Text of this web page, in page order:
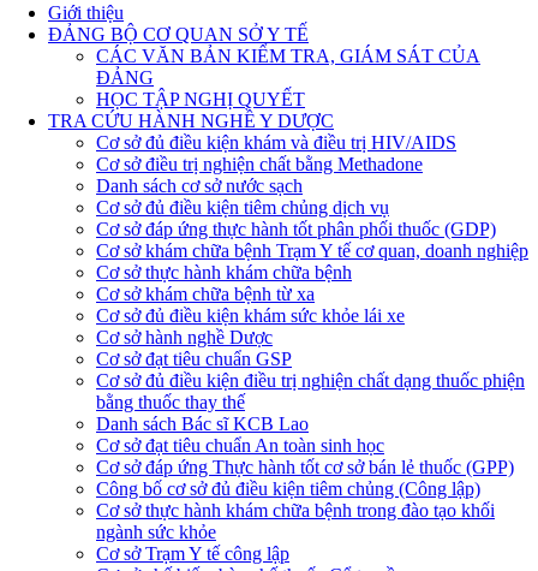
Giới thiệu
ĐẢNG BỘ CƠ QUAN SỞ Y TẾ
CÁC VĂN BẢN KIỂM TRA, GIÁM SÁT CỦA
ĐẢNG
HỌC TẬP NGHỊ QUYẾT
TRA CỨU HÀNH NGHỀ Y DƯỢC
Cơ sở đủ điều kiện khám và điều trị HIV/AIDS
Cơ sở điều trị nghiện chất bằng Methadone
Danh sách cơ sở nước sạch
Cơ sở đủ điều kiện tiêm chủng dịch vụ
Cơ sở đáp ứng thực hành tốt phân phối thuốc (GDP)
Cơ sở khám chữa bệnh Trạm Y tế cơ quan, doanh nghiệp
Cơ sở thực hành khám chữa bệnh
Cơ sở khám chữa bệnh từ xa
Cơ sở đủ điều kiện khám sức khỏe lái xe
Cơ sở hành nghề Dược
Cơ sở đạt tiêu chuẩn GSP
Cơ sở đủ điều kiện điều trị nghiện chất dạng thuốc phiện
bằng thuốc thay thế
Danh sách Bác sĩ KCB Lao
Cơ sở đạt tiêu chuẩn An toàn sinh học
Cơ sở đáp ứng Thực hành tốt cơ sở bán lẻ thuốc (GPP)
Công bố cơ sở đủ điều kiện tiêm chủng (Công lập)
Cơ sở thực hành khám chữa bệnh trong đào tạo khối
ngành sức khỏe
Cơ sở Trạm Y tế công lập